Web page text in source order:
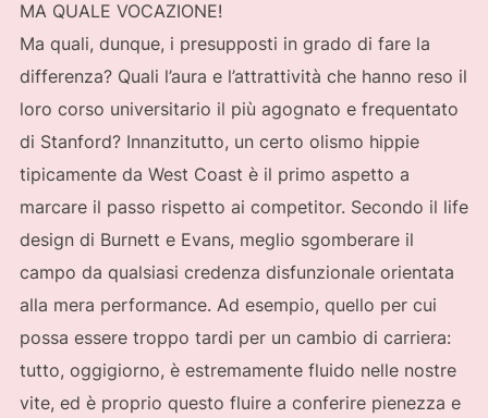
MA QUALE VOCAZIONE!
Ma quali, dunque, i presupposti in grado di fare la
differenza? Quali l’aura e l’attrattività che hanno reso il
loro corso universitario il più agognato e frequentato
di Stanford? Innanzitutto, un certo olismo hippie
tipicamente da West Coast è il primo aspetto a
marcare il passo rispetto ai competitor. Secondo il life
design di Burnett e Evans, meglio sgomberare il
campo da qualsiasi credenza disfunzionale orientata
alla mera performance. Ad esempio, quello per cui
possa essere troppo tardi per un cambio di carriera:
tutto, oggigiorno, è estremamente fluido nelle nostre
vite, ed è proprio questo fluire a conferire pienezza e